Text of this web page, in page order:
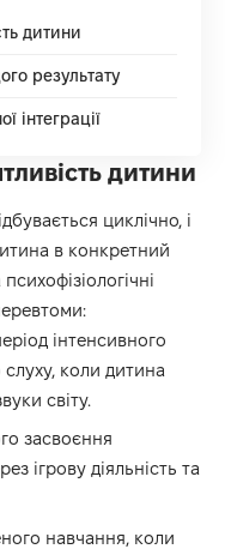
дитини
результату
інтеграції
дитини
циклічно, і
в конкретний
інтенсивного
коли дитина
світу.
засвоєння
ігрову діяльність та
навчання, коли